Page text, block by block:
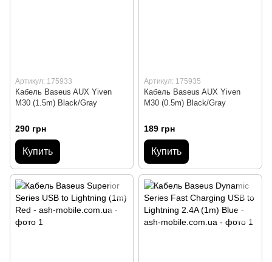
Артикул: 175933
Кабель Baseus AUX Yiven
M30 (1.5m) Black/Gray
290 грн
Купить
Артикул: 175935
Кабель Baseus AUX Yiven
M30 (0.5m) Black/Gray
189 грн
Купить